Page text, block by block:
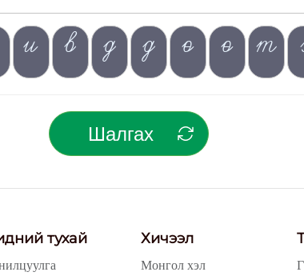
и в д д ө ө т
Шалгах
тухай Хичээл
Монгол хэл